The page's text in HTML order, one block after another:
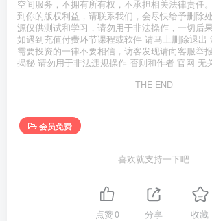
空间服务，不拥有所有权，不承担相关法律责任
到你的版权利益，请联系我们，会尽快给予删除
源仅供测试和学习，请勿用于非法操作，一切后
如遇到充值付费环节课程或软件 请马上删除退出
需要投资的一律不要相信，访客发现请向客服举
揭秘 请勿用于非法违规操作 否则和作者 官网 无
THE END
会员免费
喜欢就支持一下吧
点赞0 分享 收藏